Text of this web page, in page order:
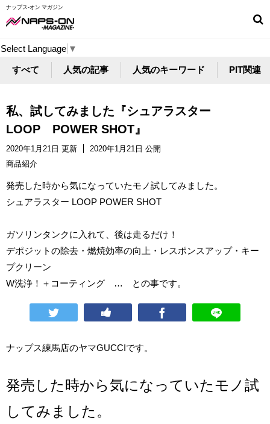
ナップス-オン マガジン
Select Language ▼
すべて 人気の記事 人気のキーワード PIT関連
私、試してみました『シュアラスター
LOOP POWER SHOT』
2020年1月21日 更新
2020年1月21日 公開
商品紹介
発売した時から気になっていたモノ試してみました。
シュアラスター LOOP POWER SHOT
ガソリンタンクに入れて、後は走るだけ！
デポジットの除去・燃焼効率の向上・レスポンスアップ・キー
プクリーン
W洗浄！＋コーティング … との事です。
ナップス練馬店のヤマGUCCIです。
発売した時から気になっていたモノ試
してみました。